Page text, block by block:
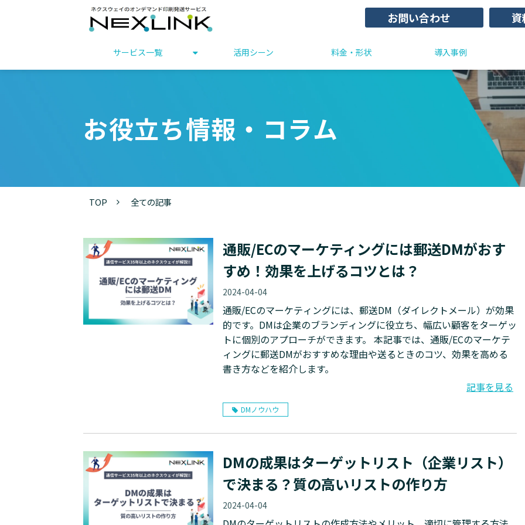
お問い合わせ 資
サービス一覧 活用シーン 料金・形状 導入事例
お役立ち情報・コラム
TOP 全ての記事
通販/ECのマーケティングには郵送DMがおす
すめ！効果を上げるコツとは？
2024-04-04
通販/ECのマーケティングには、郵送DM（ダイレクトメール）が効果
的です。DMは企業のブランディングに役立ち、幅広い顧客をターゲッ
トに個別のアプローチができます。 本記事では、通販/ECのマーケテ
ィングに郵送DMがおすすめな理由や送るときのコツ、効果を高める
書き方などを紹介します。
記事を見る
DMノウハウ
DMの成果はターゲットリスト（企業リスト）
で決まる？質の高いリストの作り方
2024-04-04